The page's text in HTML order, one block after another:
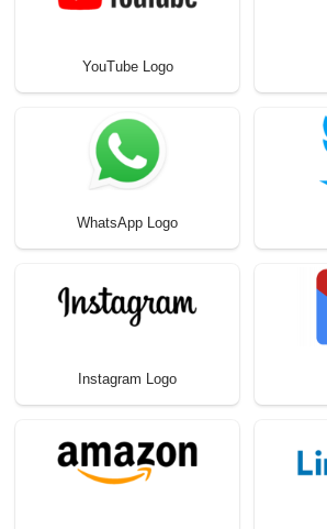
YouTube Logo
WhatsApp Logo
Instagram Logo